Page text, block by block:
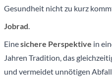
Gesundheit nicht zu kurz
Jobrad.
Einesichere Perspektive in
Jahren Tradition, das
und vermeidet unnötigen